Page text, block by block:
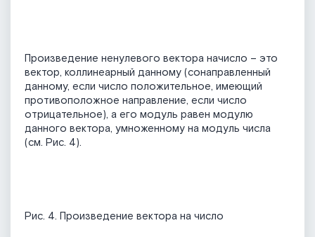
Произведение ненулевого вектора начисло – это
вектор, коллинеарный данному (сонаправленный
данному, если число положительное, имеющий
противоположное направление, если число
отрицательное), а его модуль равен модулю
данного вектора, умноженному на модуль числа
(см. Рис. 4).
Рис. 4. Произведение вектора на число